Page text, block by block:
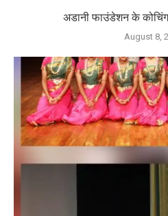
अडानी फाउंडेशन के
August 8,